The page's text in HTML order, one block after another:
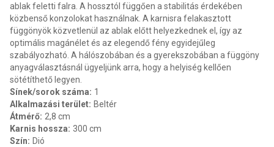
ablak feletti falra. A hossztól függően a stabilitás érdekében
közbenső konzolokat használnak. A karnisra felakasztott
függönyök közvetlenül az ablak előtt helyezkednek el, így az
optimális magánélet és az elegendő fény egyidejűleg
szabályozható. A hálószobában és a gyerekszobában a függöny
anyagválasztásnál ügyeljünk arra, hogy a helyiség kellően
sötétíthető legyen.
Sínek/sorok száma: 1
Alkalmazási terület: Beltér
Átmérő: 2,8 cm
Karnis hossza: 300 cm
Szín: Dió